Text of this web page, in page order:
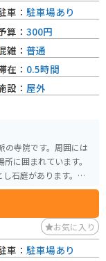
いく橋の景色が素敵で
く橋がより強調され、
によって変わるので
の寺院です。周囲には
に囲まれています。
石庭があります。秋に
やかな紅葉が見られま
車： 駐車場あり
算： 300円
雑： 普通
在： 0.5時間
設： 屋外
お気に入り
車： 駐車場あり